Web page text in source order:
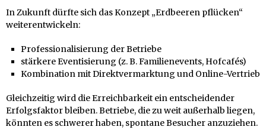
In Zukunft dürfte sich das Konzept „Erdbeeren pflücken“
weiterentwickeln:
Professionalisierung der Betriebe
stärkere Eventisierung (z. B. Familienevents, Hofcafés)
Kombination mit Direktvermarktung und Online-Vertrieb
Gleichzeitig wird die Erreichbarkeit ein entscheidender
Erfolgsfaktor bleiben. Betriebe, die zu weit außerhalb liegen,
könnten es schwerer haben, spontane Besucher anzuziehen.